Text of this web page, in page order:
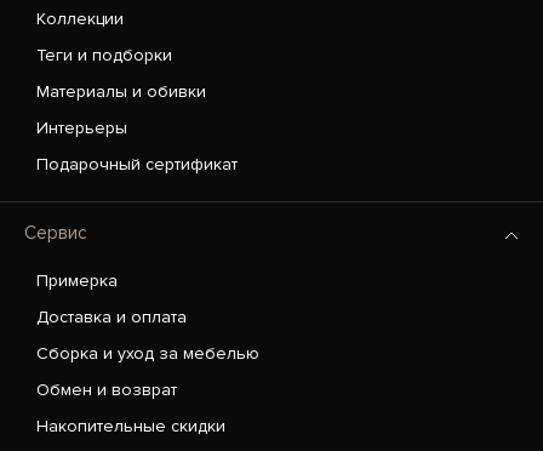
Коллекции
Теги и подборки
Материалы и обивки
Интерьеры
Подарочный сертификат
Сервис
Примерка
Доставка и оплата
Сборка и уход за мебелью
Обмен и возврат
Накопительные скидки